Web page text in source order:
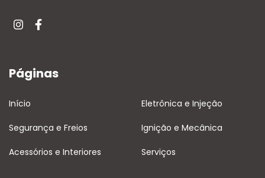
Páginas
Início Eletrônica e Injeção
Segurança e Freios Ignição e Mecânica
Acessórios e Interiores Serviços